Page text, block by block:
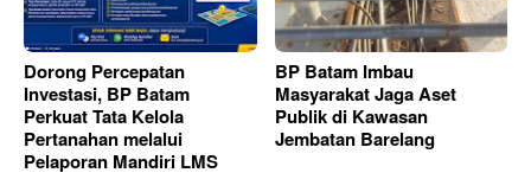
Dorong Percepatan
Investasi, BP Batam
Perkuat Tata Kelola
Pertanahan melalui
Pelaporan Mandiri LMS
BP Batam Imbau
Masyarakat Jaga Aset
Publik di Kawasan
Jembatan Barelang